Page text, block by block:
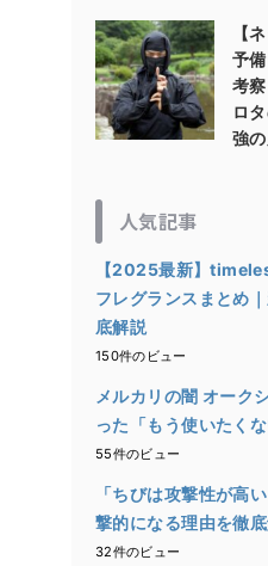
【
予
考
ロ
強
人気記事
【2025最新】
フレグランスまとめ
底解説
150件のビュー
メルカリの闇 オーク
った「もう使いたく
55件のビュー
「ちびは攻撃性が高
撃的になる理由を徹底
32件のビュー